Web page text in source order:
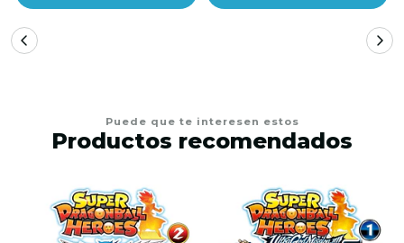
Puede que te interesen estos
Productos recomendados